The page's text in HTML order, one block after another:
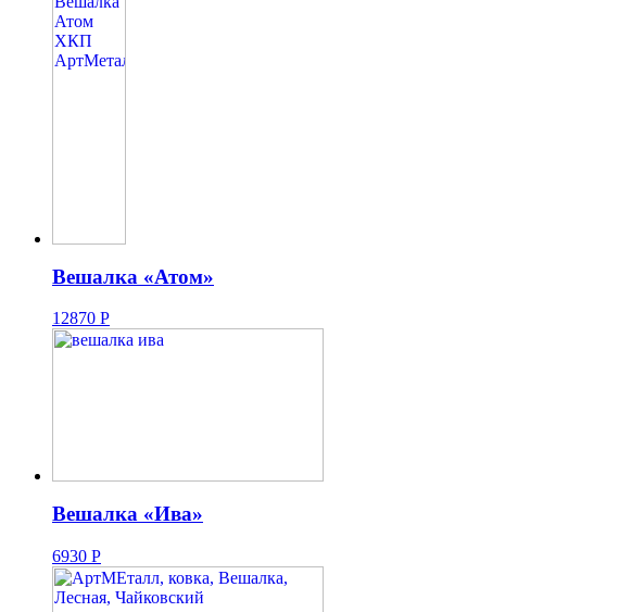
Вешалка «Атом»
12870 Р
Вешалка «Ива»
6930 Р